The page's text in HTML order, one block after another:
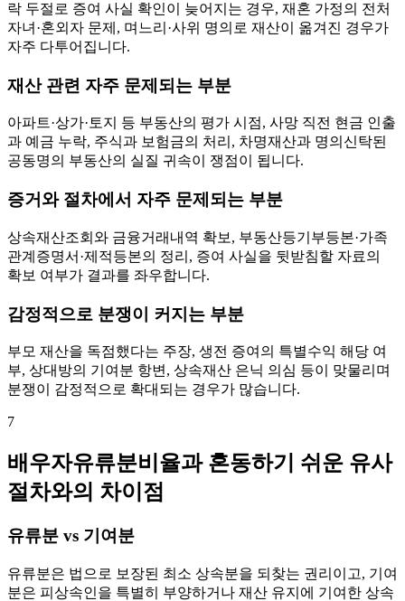
락 두절로 증여 사실 확인이 늦어지는 경우, 재혼 가정의 전처
자녀·혼외자 문제, 며느리·사위 명의로 재산이 옮겨진 경우가
자주 다투어집니다.
재산 관련 자주 문제되는 부분
아파트·상가·토지 등 부동산의 평가 시점, 사망 직전 현금 인출
과 예금 누락, 주식과 보험금의 처리, 차명재산과 명의신탁된
공동명의 부동산의 실질 귀속이 쟁점이 됩니다.
증거와 절차에서 자주 문제되는 부분
상속재산조회와 금융거래내역 확보, 부동산등기부등본·가족
관계증명서·제적등본의 정리, 증여 사실을 뒷받침할 자료의
확보 여부가 결과를 좌우합니다.
감정적으로 분쟁이 커지는 부분
부모 재산을 독점했다는 주장, 생전 증여의 특별수익 해당 여
부, 상대방의 기여분 항변, 상속재산 은닉 의심 등이 맞물리며
분쟁이 감정적으로 확대되는 경우가 많습니다.
7
배우자유류분비율과 혼동하기 쉬운 유사
절차와의 차이점
유류분 vs 기여분
유류분은 법으로 보장된 최소 상속분을 되찾는 권리이고, 기여
분은 피상속인을 특별히 부양하거나 재산 유지에 기여한 상속